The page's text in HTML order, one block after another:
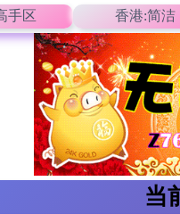
手区 香港:简洁
当